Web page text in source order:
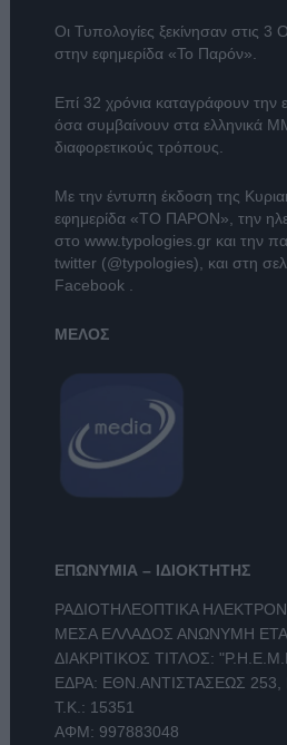
Οι Τυπολογίες ξεκίνησαν στις 3
στην εφημερίδα «Το Παρόν».
Επί 32 χρόνια καταγράφουν την
όσα συμβαίνουν στα ελληνικά
διαφορετικούς τρόπους.
Με την έντυπη έκδοση της
εφημερίδα «ΤΟ ΠΑΡΟΝ» , την
στο www.typologies.grκαι την
twitter (@typologies) , και στη
Facebook
ΜΕΛΟΣ
ΕΠΩΝΥΜΙΑ – ΙΔΙΟΚΤΗΤΗΣ
ΡΑΔΙΟΤΗΛΕΟΠΤΙΚΑ
ΜΕΣΑ ΕΛΛΑΔΟΣ ΑΝΩΝΥΜΗ
ΔΙΑΚΡΙΤΙΚΟΣ ΤΙΤΛΟΣ:
ΕΔΡΑ: ΕΘΝ.ΑΝΤΙΣΤΑΣΕΩΣ 253,
Τ.Κ.: 15351
ΑΦΜ: 997883048